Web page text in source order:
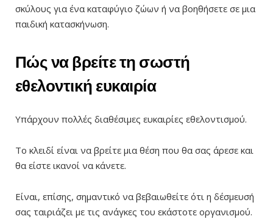
σκύλους για ένα καταφύγιο ζώων ή να βοηθήσετε σε μια
παιδική κατασκήνωση.
Πώς να βρείτε τη σωστή
εθελοντική ευκαιρία
Υπάρχουν πολλές διαθέσιμες ευκαιρίες εθελοντισμού.
Το κλειδί είναι να βρείτε μια θέση που θα σας άρεσε και
θα είστε ικανοί να κάνετε.
Είναι, επίσης, σημαντικό να βεβαιωθείτε ότι η δέσμευσή
σας ταιριάζει με τις ανάγκες του εκάστοτε οργανισμού.